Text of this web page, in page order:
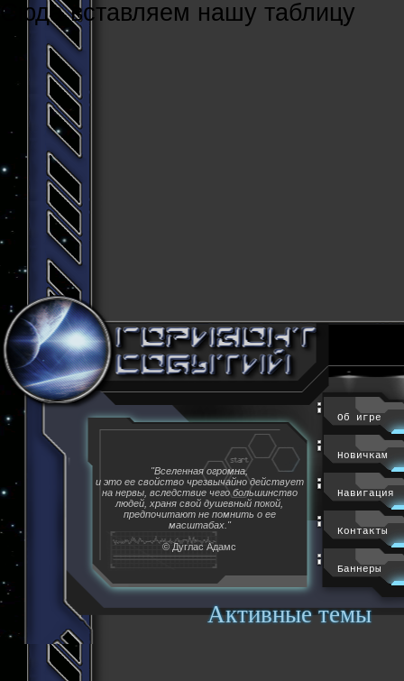
Cюда вставляем нашу таблицу
Активные темы
"Вселенная огромна,
и это ее свойство чрезвычайно действует
на нервы, вследствие чего большинство
людей, храня свой душевный покой,
предпочитают не помнить о ее
масштабах."
© Дуглас Адамс
Об игре
Новичкам
Навигация
Контакты
Баннеры